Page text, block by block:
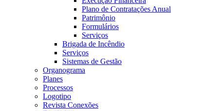
Plano de Contratações Anual
Patrimônio
Formulários
Serviços
Brigada de Incêndio
Serviços
Sistemas de Gestão
Organograma
Planes
Processos
Logotipo
Revista Conexões